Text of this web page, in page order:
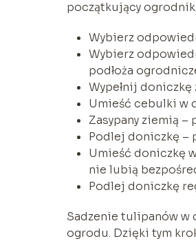
początkujący
Wybierz
Wybierz
podłoża
Wypełnij doniczkę
Umieść cebulki w
Zasypany ziemią –
Podlej doniczkę –
Umieść doniczkę
nie lubią
Podlej doniczkę
Sadzenie tulipanów w
ogrodu. Dzięki tym